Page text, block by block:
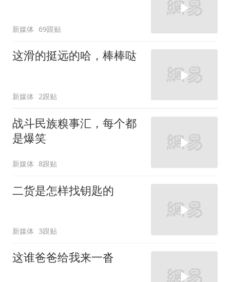
新媒体 69跟贴
这滑的挺远的哈，棒棒哒
新媒体 2跟贴
战斗民族糗事汇，每个都
是爆笑
新媒体 8跟贴
二货是怎样找钥匙的
新媒体 3跟贴
这谁爸爸给我来一沓